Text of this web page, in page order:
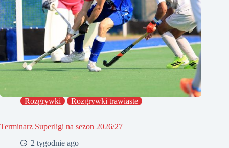
Rozgrywki Rozgrywki trawiaste
Terminarz Superligi na sezon 2026/27
2 tygodnie ago